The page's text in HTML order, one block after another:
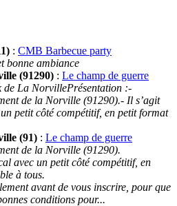
: CMB Barbecue party
bonne ambiance
(91290) : Le champ de guerre
de La NorvillePrésentation :-
de la Norville (91290).- Il s’agit
petit côté compétitif, en petit format
(91) : Le champ de guerre
de la Norville (91290).
avec un petit côté compétitif, en
à tous.
avant de vous inscrire, pour que
conditions pour...